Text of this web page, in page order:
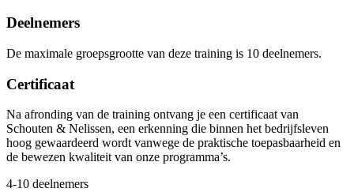
Deelnemers
De maximale groepsgrootte van deze training is 10 deelnemers.
Certificaat
Na afronding van de training ontvang je een certificaat van
Schouten & Nelissen, een erkenning die binnen het bedrijfsleven
hoog gewaardeerd wordt vanwege de praktische toepasbaarheid en
de bewezen kwaliteit van onze programma’s.
4-10 deelnemers